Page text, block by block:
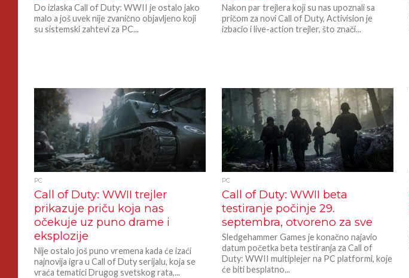
Do izlaska Call of Duty: WWII je ostalo jako
malo a još uvek nije zvanično objavljeno koji
su sistemski zahtevi za PC...
Nakon par trejlera koji su nas upoznali sa
pričom za novi Call of Duty, Activision je
izbacio i live-action trejler, što znači...
PC
Call of Duty: WWII trejler
prikazuje priču koja nas
očekuje uz puno drame i
eksplozije
Nije ostalo još puno vremena kada će izaći
najnovija igra u Call of Duty serijalu, koja se
vraća tematici Drugog svetskog rata,...
PC
Call of Duty: WWII beta
testiranje počinje 29.
septembra, otvoreno za sve
Sledgehammer Games je konačno najavio
datum početka beta testiranja za Call of
Duty: WWII multiplejer na PC platformi, koje
će biti besplatno...